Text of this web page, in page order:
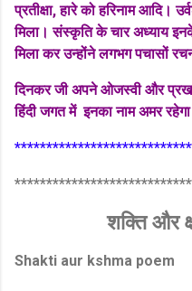
प्रतीक्षा, हारे को हरिनाम आदि।
मिला। संस्कृति के चार अध्याय
मिला कर उन्होंने लगभग पचासों
दिनकर जी अपने ओजस्वी और
हिंदी जगत में इनका नाम अमर
शक्ति और क्षमा
Shakti aur kshma poem